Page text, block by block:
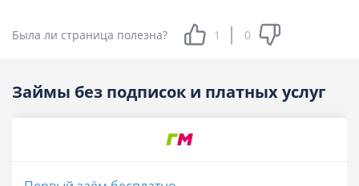
Была ли страница полезна? 1 0
Займы без подписок и платных услуг